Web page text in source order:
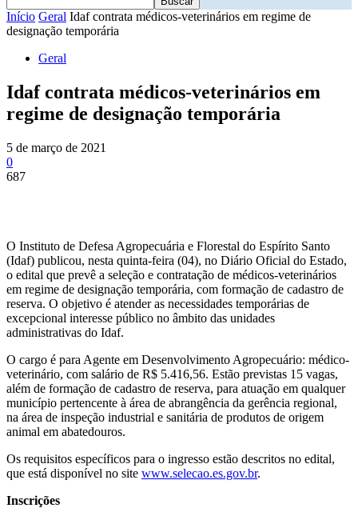
Início Geral Idaf contrata médicos-veterinários em regime de
designação temporária
Geral
Idaf contrata médicos-veterinários em
regime de designação temporária
5 de março de 2021
0
687
O Instituto de Defesa Agropecuária e Florestal do Espírito Santo
(Idaf) publicou, nesta quinta-feira (04), no Diário Oficial do Estado,
o edital que prevê a seleção e contratação de médicos-veterinários
em regime de designação temporária, com formação de cadastro de
reserva. O objetivo é atender as necessidades temporárias de
excepcional interesse público no âmbito das unidades
administrativas do Idaf.
O cargo é para Agente em Desenvolvimento Agropecuário: médico-
veterinário, com salário de R$ 5.416,56. Estão previstas 15 vagas,
além de formação de cadastro de reserva, para atuação em qualquer
município pertencente à área de abrangência da gerência regional,
na área de inspeção industrial e sanitária de produtos de origem
animal em abatedouros.
Os requisitos específicos para o ingresso estão descritos no edital,
que está disponível no site www.selecao.es.gov.br.
Inscrições